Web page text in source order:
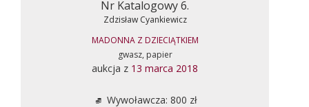
Nr Katalogowy 6.
Zdzisław Cyankiewicz
MADONNA Z DZIECIĄTKIEM
gwasz, papier
aukcja z 13 marca 2018
Wywoławcza: 800 zł